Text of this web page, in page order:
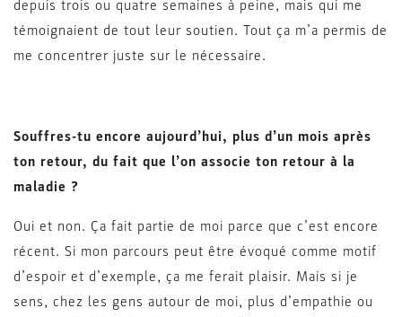
depuis trois ou quatre semaines à peine, mais qui me
témoignaient de tout leur soutien. Tout ça m’a permis de
me concentrer juste sur le nécessaire.
Souffres-tu encore aujourd’hui, plus d’un mois après
ton retour, du fait que l’on associe ton retour à la
maladie ?
Oui et non. Ça fait partie de moi parce que c’est encore
récent. Si mon parcours peut être évoqué comme motif
d’espoir et d’exemple, ça me ferait plaisir. Mais si je
sens, chez les gens autour de moi, plus d’empathie ou